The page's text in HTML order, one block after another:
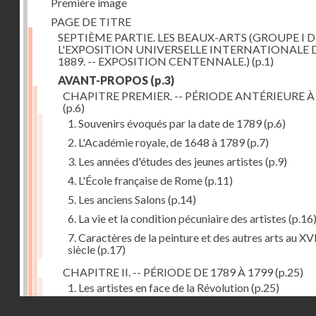
PAGE DE TITRE
SEPTIÈME PARTIE. LES BEAUX-ARTS (GROUPE I
L'EXPOSITION UNIVERSELLE INTERNATIONALE
1889. -- EXPOSITION CENTENNALE.) (p.1)
AVANT-PROPOS (p.3)
CHAPITRE PREMIER. -- PÉRIODE ANTÉRIEURE
(p.6)
1. Souvenirs évoqués par la date de 1789(p.6)
2. L'Académie royale, de 1648 à 1789(p.7)
3. Les années d'études des jeunes artistes (p.9)
4. L'École française de Rome(p.11)
5. Les anciens Salons (p.14)
6. La vie et la condition pécuniaire des artistes (p.16)
7. Caractères de la peinture et des autres arts au
siècle(p.17)
CHAPITRE II. -- PÉRIODE DE 1789 À 1799(p.25)
1. Les artistes en face de la Révolution(p.25)